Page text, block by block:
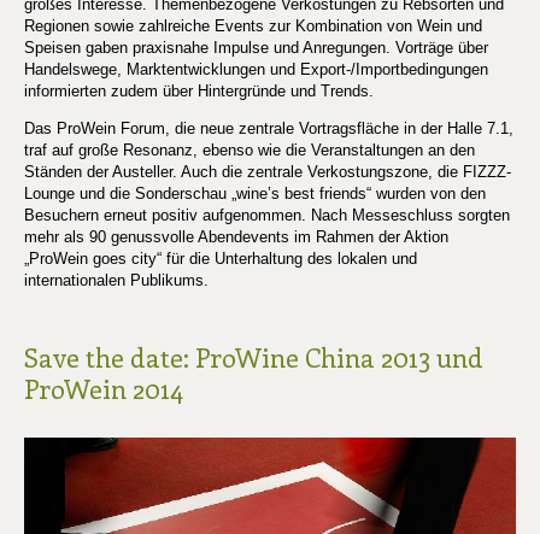
großes Interesse. Themenbezogene Verkostungen zu Rebsorten und
Regionen sowie zahlreiche Events zur Kombination von Wein und
Speisen gaben praxisnahe Impulse und Anregungen. Vorträge über
Handelswege, Marktentwicklungen und Export-/Importbedingungen
informierten zudem über Hintergründe und Trends.
Das ProWein Forum, die neue zentrale Vortragsfläche in der Halle 7.1,
traf auf große Resonanz, ebenso wie die Veranstaltungen an den
Ständen der Austeller. Auch die zentrale Verkostungszone, die FIZZZ-
Lounge und die Sonderschau „wine’s best friends“ wurden von den
Besuchern erneut positiv aufgenommen. Nach Messeschluss sorgten
mehr als 90 genussvolle Abendevents im Rahmen der Aktion
„ProWein goes city“ für die Unterhaltung des lokalen und
internationalen Publikums.
Save the date: ProWine China 2013 und
ProWein 2014